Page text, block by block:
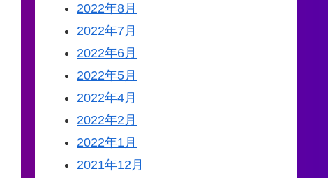
2022年8月
2022年7月
2022年6月
2022年5月
2022年4月
2022年2月
2022年1月
2021年12月